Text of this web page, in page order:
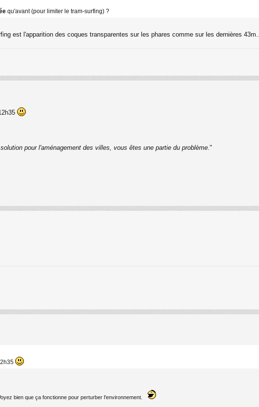
qu'avant (pour limiter le tram-surfing) ?
est l'apparition des coques transparentes sur les phares comme sur les dernières 43m...
pour l'aménagement des villes, vous êtes une partie du problème."
bien que ça fonctionne pour perturber l'environnement.